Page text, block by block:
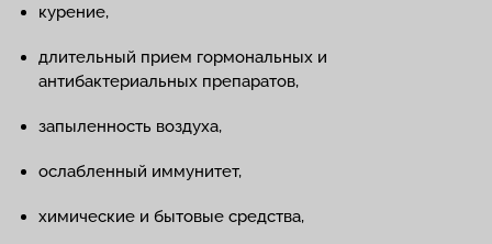
курение,
длительный прием гормональных и
антибактериальных препаратов,
запыленность воздуха,
ослабленный иммунитет,
химические и бытовые средства,